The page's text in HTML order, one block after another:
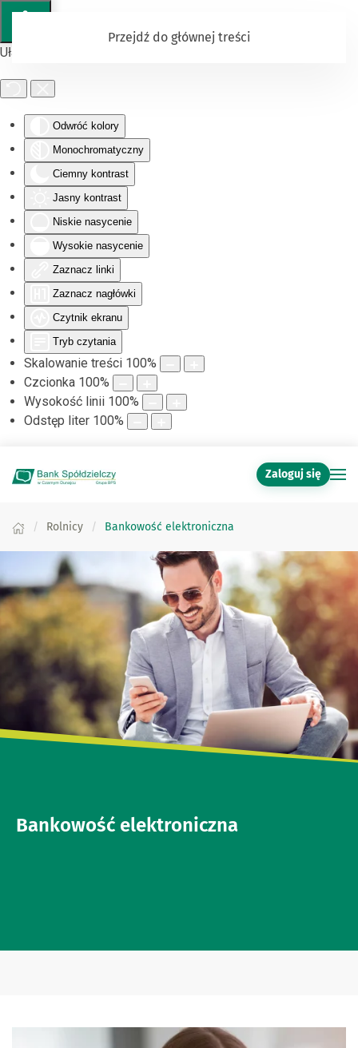
Ułatwienia dostępu
Odwróć kolory
Monochromatyczny
Ciemny kontrast
Jasny kontrast
Niskie nasycenie
Wysokie nasycenie
Zaznacz linki
Zaznacz nagłówki
Czytnik ekranu
Tryb czytania
Skalowanie treści 100%
Czcionka 100%
Wysokość linii 100%
Odstęp liter 100%
Przejdź do głównej treści
Zaloguj się
Rolnicy Bankowość elektroniczna
Bankowość elektroniczna